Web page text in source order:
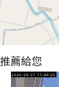
推薦給您